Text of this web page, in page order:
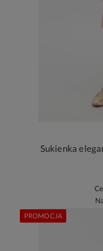
Sukienka
PROMOCJA